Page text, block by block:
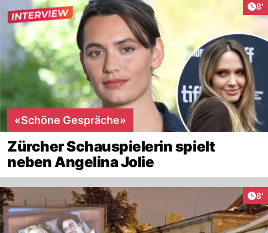
8'
«Schöne Gespräche»
Zürcher Schauspielerin spielt
neben Angelina Jolie
8'